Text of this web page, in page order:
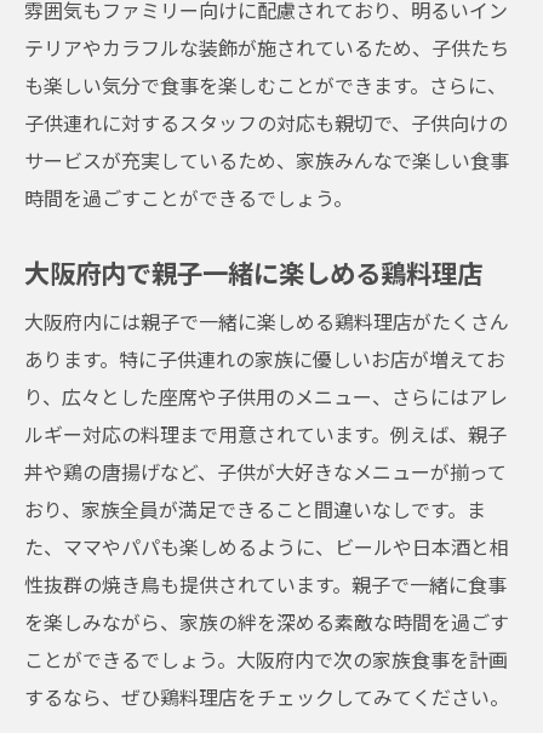
雰囲気もファミリー向けに配慮されており、明るいイン
テリアやカラフルな装飾が施されているため、子供たち
も楽しい気分で食事を楽しむことができます。さらに、
子供連れに対するスタッフの対応も親切で、子供向けの
サービスが充実しているため、家族みんなで楽しい食事
時間を過ごすことができるでしょう。
大阪府内で親子一緒に楽しめる鶏料理店
大阪府内には親子で一緒に楽しめる鶏料理店がたくさん
あります。特に子供連れの家族に優しいお店が増えてお
り、広々とした座席や子供用のメニュー、さらにはアレ
ルギー対応の料理まで用意されています。例えば、親子
丼や鶏の唐揚げなど、子供が大好きなメニューが揃って
おり、家族全員が満足できること間違いなしです。ま
た、ママやパパも楽しめるように、ビールや日本酒と相
性抜群の焼き鳥も提供されています。親子で一緒に食事
を楽しみながら、家族の絆を深める素敵な時間を過ごす
ことができるでしょう。大阪府内で次の家族食事を計画
するなら、ぜひ鶏料理店をチェックしてみてください。